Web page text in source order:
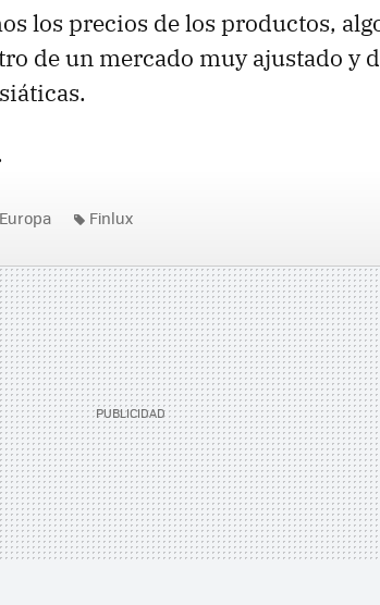
los precios de los productos,
de un mercado muy ajustado y
Europa Finlux